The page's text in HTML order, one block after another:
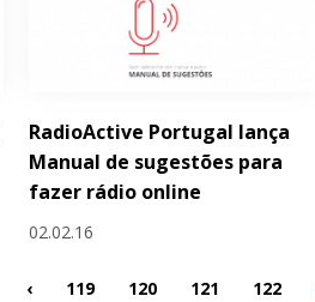
RadioActive Portugal lança
Manual de sugestões para
fazer rádio online
02.02.16
‹ 119 120 121 122